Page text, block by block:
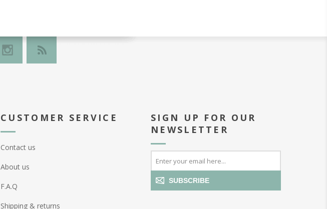
CUSTOMER SERVICE
Contact us
About us
F.A.Q
Shipping & returns
SIGN UP FOR OUR
NEWSLETTER
SUBSCRIBE